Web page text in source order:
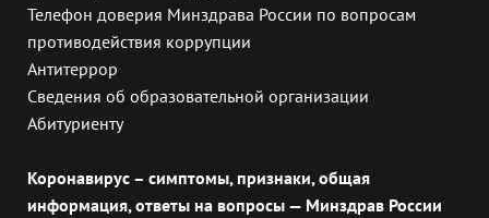
Телефон доверия Минздрава России по вопросам
противодействия коррупции
Антитеррор
Сведения об образовательной организации
Абитуриенту
Коронавирус – симптомы, признаки, общая
информация, ответы на вопросы — Минздрав России